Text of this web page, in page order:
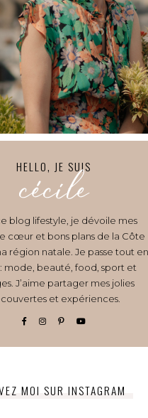
HELLO, JE SUIS
cécile
blog lifestyle, je dévoile mes
cœur et bons plans de la Côte
région natale. Je passe tout en
mode, beauté, food, sport et
J’aime partager mes jolies
et expériences.
MOI SUR INSTAGRAM